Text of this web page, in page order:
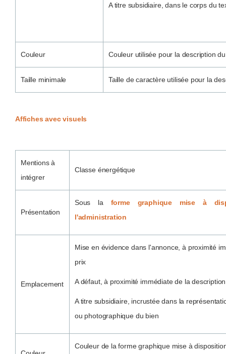
A titre subsidiaire, dans le corps du
Couleur Couleur utilisée pour la description
Taille minimale Taille de caractère utilisée pour la
Affiches avec visuels
Mentions à
intégrer
Classe énergétique
Présentation
Sous la forme graphique mise à
l'administration
Emplacement
Mise en évidence dans l'annonce, à proximité
prix
A défaut, à proximité immédiate de la
A titre subsidiaire, incrustée dans la
ou photographique du bien
Couleur de la forme graphique mise à